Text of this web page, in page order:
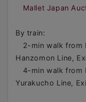
Mallet Japan
By train:
2-min walk from
Hanzomon Line,
4-min walk from
Yurakucho Line,